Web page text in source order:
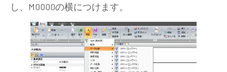
し、M0000の横につけます。